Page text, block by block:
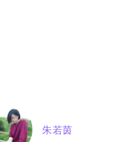
朱若茵